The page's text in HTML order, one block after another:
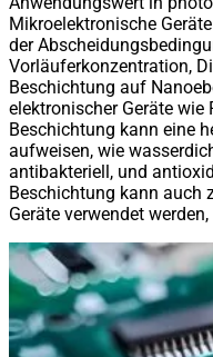
Mikroelektronische
der
Vorläuferkonzentration,
Beschichtung auf
elektronischer Geräte wie
Beschichtung kann eine
aufweisen, wie
antibakteriell, und
Beschichtung kann auch
Geräte verwendet